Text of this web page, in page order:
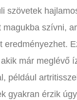
szövetek
magukba szívni,
eredményezhet.
már meglévő
például
gyakran érzik